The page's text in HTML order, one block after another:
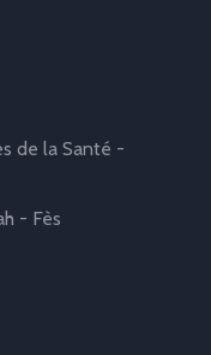
de la Santé -
- Fès